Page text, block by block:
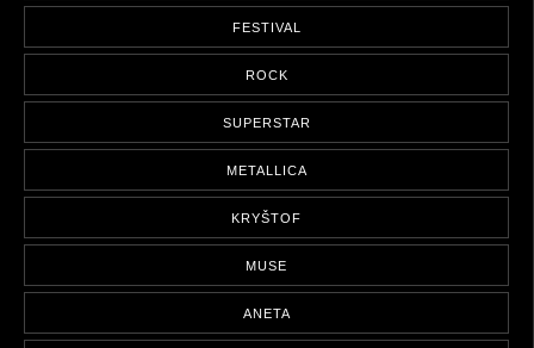
FESTIVAL
ROCK
SUPERSTAR
METALLICA
KRYŠTOF
MUSE
ANETA